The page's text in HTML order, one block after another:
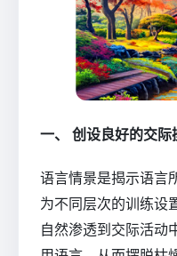
一、 创设良好的交际
语言情景是揭示语言
为不同层次的训练设
自然渗透到交际活动